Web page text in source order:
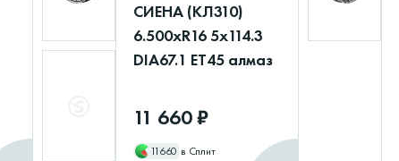
СИЕНА (КЛ310)
6.500xR16 5x114.3
DIA67.1 ET45 алмаз
11 660 ₽
11660 в Сплит